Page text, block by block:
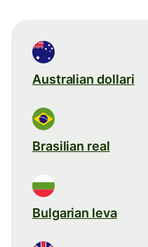
Australian dollari
Brasilian real
Bulgarian leva